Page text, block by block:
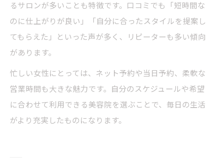
るサロンが多いことも特徴です。口コミでも「短時間な
のに仕上がりが良い」「自分に合ったスタイルを提案し
てもらえた」といった声が多く、リピーターも多い傾向
があります。
忙しい女性にとっては、ネット予約や当日予約、柔軟な
営業時間も大きな魅力です。自分のスケジュールや希望
に合わせて利用できる美容院を選ぶことで、毎日の生活
がより充実したものになります。